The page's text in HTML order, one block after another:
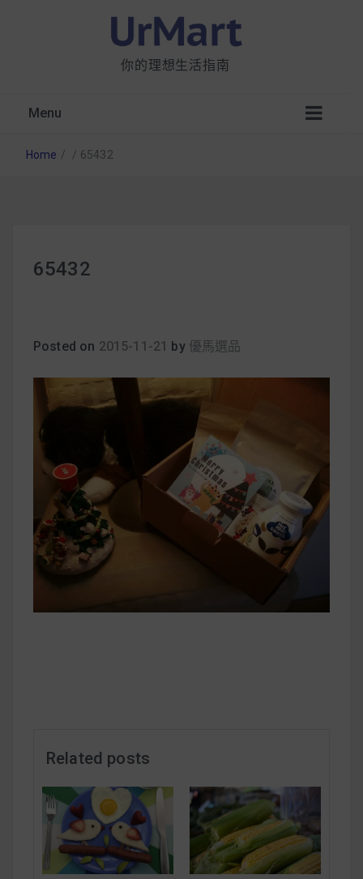
你的理想生活指南
Menu
析：成分、營養價值及其優缺點
健身重訓菜單
運動健身飲食建議
2020 年最新蛋白粉終極指南，讓你一次搞
清楚！
減醣料理食譜
蔬食純素營養
Home / / 65432
65432
Posted on 2015-11-21 by 優馬選品
Related posts